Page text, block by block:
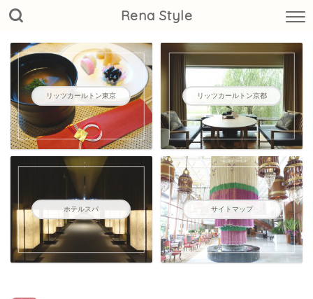
Rena Style
リッツカールトン東京 リッツカールトン京都
ホテルスパ サイトマップ